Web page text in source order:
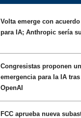
Volta emerge con acuerdo
para IA; Anthropic sería
Congresistas proponen
emergencia para la IA
OpenAI
FCC aprueba nueva